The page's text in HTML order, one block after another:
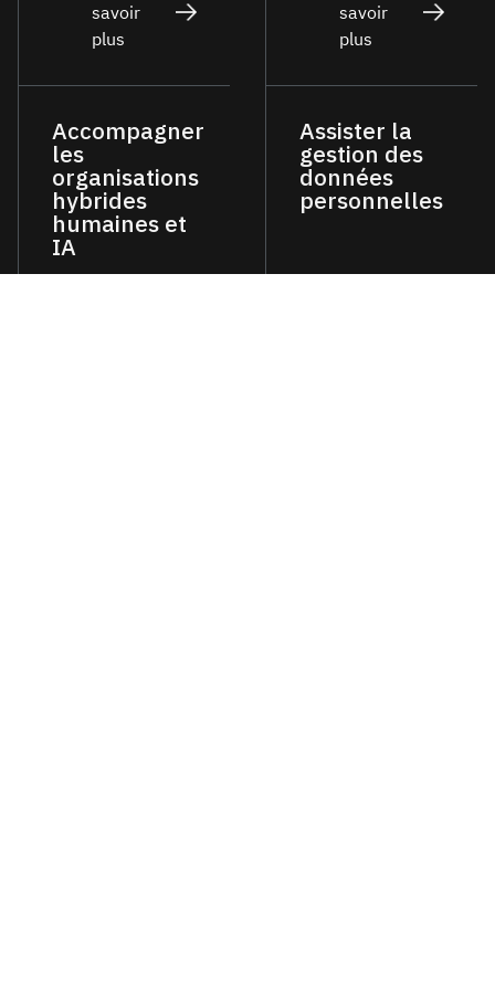
savoir
plus
savoir
plus
Accompagner
les
organisations
hybrides
humaines et
IA
Assister la
gestion des
données
personnelles